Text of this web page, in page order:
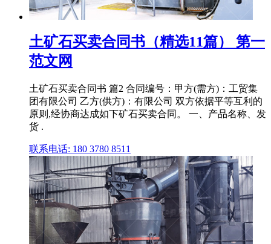
土矿石买卖合同书（精选11篇） 第一
范文网
土矿石买卖合同书 篇2 合同编号：甲方(需方)：工贸集
团有限公司 乙方(供方)：有限公司 双方依据平等互利的
原则,经协商达成如下矿石买卖合同。 一、产品名称、发
货 .
联系电话: 180 3780 8511